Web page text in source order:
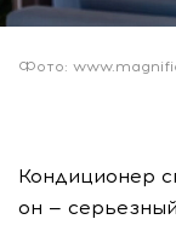
Фото:
Кондиционер
он —